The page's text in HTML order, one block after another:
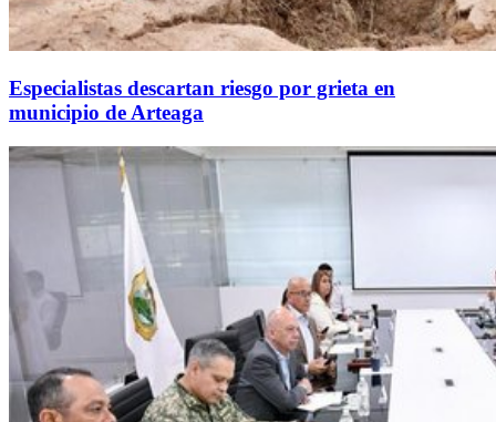
Especialistas descartan riesgo por grieta en
municipio de Arteaga